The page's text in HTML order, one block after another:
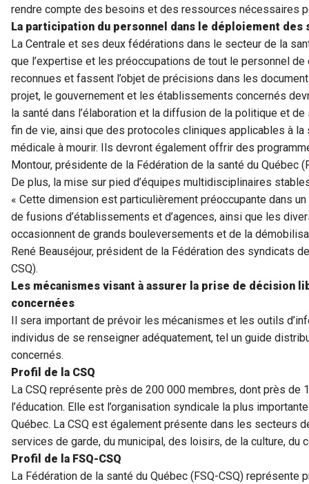
rendre compte des besoins et des ressources nécessaires
La participation du personnel dans le déploiement des
La Centrale et ses deux fédérations dans le secteur de la
que l’expertise et les préoccupations de tout le personnel
reconnues et fassent l’objet de précisions dans les
projet, le gouvernement et les établissements concernés
la santé dans l’élaboration et la diffusion de la politique et
fin de vie, ainsi que des protocoles cliniques applicables à la
médicale à mourir. Ils devront également offrir des
Montour, présidente de la Fédération de la santé du Québec
De plus, la mise sur pied d’équipes multidisciplinaires
« Cette dimension est particulièrement préoccupante dans
de fusions d’établissements et d’agences, ainsi que les
occasionnent de grands bouleversements et de la
René Beauséjour, président de la Fédération des syndicats
CSQ).
Les mécanismes visant à assurer la prise de décision
concernées
Il sera important de prévoir les mécanismes et les outils
individus de se renseigner adéquatement, tel un guide
concernés.
Profil de la CSQ
La CSQ représente près de 200 000 membres, dont près de
l’éducation. Elle est l’organisation syndicale la plus
Québec. La CSQ est également présente dans les secteurs
services de garde, du municipal, des loisirs, de la culture, du
Profil de la FSQ-CSQ
La Fédération de la santé du Québec (FSQ-CSQ)